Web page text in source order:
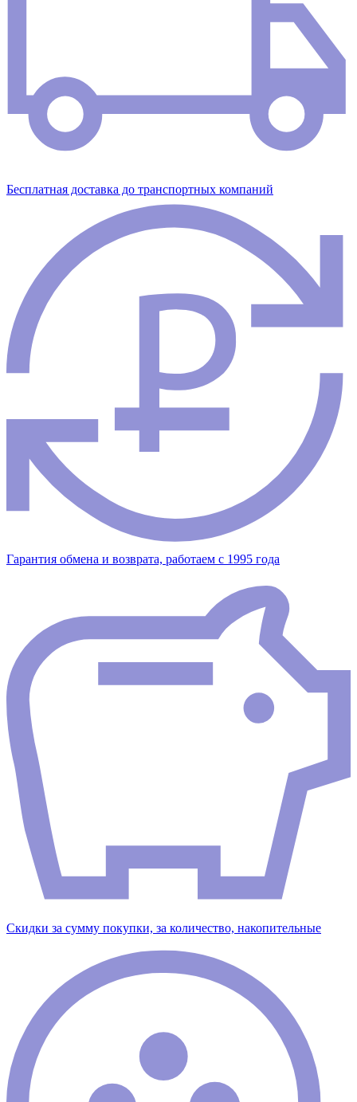
Бесплатная доставка до транспортных компаний
Гарантия обмена и возврата, работаем с 1995 года
Скидки за сумму покупки, за количество, накопительные